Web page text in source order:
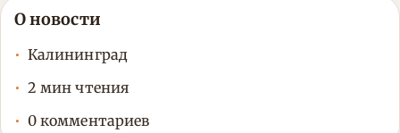
О новости
Калининград
2 мин чтения
0 комментариев